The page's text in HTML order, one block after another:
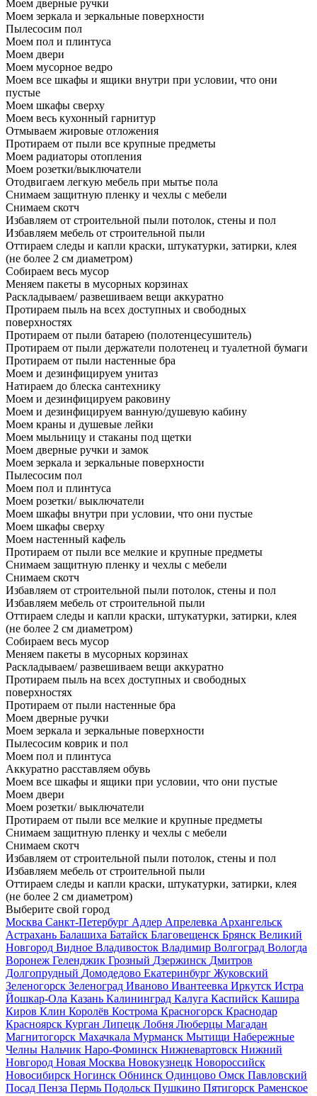
Моем дверные ручки
Моем зеркала и зеркальные поверхности
Пылесосим пол
Моем пол и плинтуса
Моем двери
Моем мусорное ведро
Моем все шкафы и ящики внутри при условии, что они
пустые
Моем шкафы сверху
Моем весь кухонный гарнитур
Отмываем жировые отложения
Протираем от пыли все крупные предметы
Моем радиаторы отопления
Моем розетки/выключатели
Отодвигаем легкую мебель при мытье пола
Снимаем защитную пленку и чехлы с мебели
Снимаем скотч
Избавляем от строительной пыли потолок, стены и пол
Избавляем мебель от строительной пыли
Оттираем следы и капли краски, штукатурки, затирки, клея
(не более 2 см диаметром)
Собираем весь мусор
Меняем пакеты в мусорных корзинах
Раскладываем/ развешиваем вещи аккуратно
Протираем пыль на всех доступных и свободных
поверхностях
Протираем от пыли батарею (полотенцесушитель)
Протираем от пыли держатели полотенец и туалетной бумаги
Протираем от пыли настенные бра
Моем и дезинфицируем унитаз
Натираем до блеска сантехнику
Моем и дезинфицируем раковину
Моем и дезинфицируем ванную/душевую кабину
Моем краны и душевые лейки
Моем мыльницу и стаканы под щетки
Моем дверные ручки и замок
Моем зеркала и зеркальные поверхности
Пылесосим пол
Моем пол и плинтуса
Моем розетки/ выключатели
Моем шкафы внутри при условии, что они пустые
Моем шкафы сверху
Моем настенный кафель
Протираем от пыли все мелкие и крупные предметы
Снимаем защитную пленку и чехлы с мебели
Снимаем скотч
Избавляем от строительной пыли потолок, стены и пол
Избавляем мебель от строительной пыли
Оттираем следы и капли краски, штукатурки, затирки, клея
(не более 2 см диаметром)
Собираем весь мусор
Меняем пакеты в мусорных корзинах
Раскладываем/ развешиваем вещи аккуратно
Протираем пыль на всех доступных и свободных
поверхностях
Протираем от пыли настенные бра
Моем дверные ручки
Моем зеркала и зеркальные поверхности
Пылесосим коврик и пол
Моем пол и плинтуса
Аккуратно расставляем обувь
Моем все шкафы и ящики при условии, что они пустые
Моем двери
Моем розетки/ выключатели
Протираем от пыли все мелкие и крупные предметы
Снимаем защитную пленку и чехлы с мебели
Снимаем скотч
Избавляем от строительной пыли потолок, стены и пол
Избавляем мебель от строительной пыли
Оттираем следы и капли краски, штукатурки, затирки, клея
(не более 2 см диаметром)
Выберите свой город
Москва Санкт-Петербург Адлер Апрелевка Архангельск
Астрахань Балашиха Батайск Благовещенск Брянск Великий
Новгород Видное Владивосток Владимир Волгоград Вологда
Воронеж Геленджик Грозный Дзержинск Дмитров
Долгопрудный Домодедово Екатеринбург Жуковский
Зеленогорск Зеленоград Иваново Ивантеевка Иркутск Истра
Йошкар-Ола Казань Калининград Калуга Каспийск Кашира
Киров Клин Королёв Кострома Красногорск Краснодар
Красноярск Курган Липецк Лобня Люберцы Магадан
Магнитогорск Махачкала Мурманск Мытищи Набережные
Челны Нальчик Наро-Фоминск Нижневартовск Нижний
Новгород Новая Москва Новокузнецк Новороссийск
Новосибирск Ногинск Обнинск Одинцово Омск Павловский
Посад Пенза Пермь Подольск Пушкино Пятигорск Раменское